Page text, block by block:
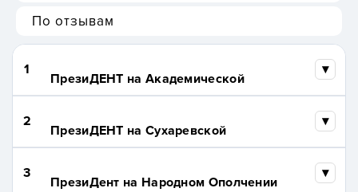
По отзывам
1
ПрезиДЕНТ на Академической
2
ПрезиДЕНТ на Сухаревской
3
ПрезиДент на Народном Ополчении